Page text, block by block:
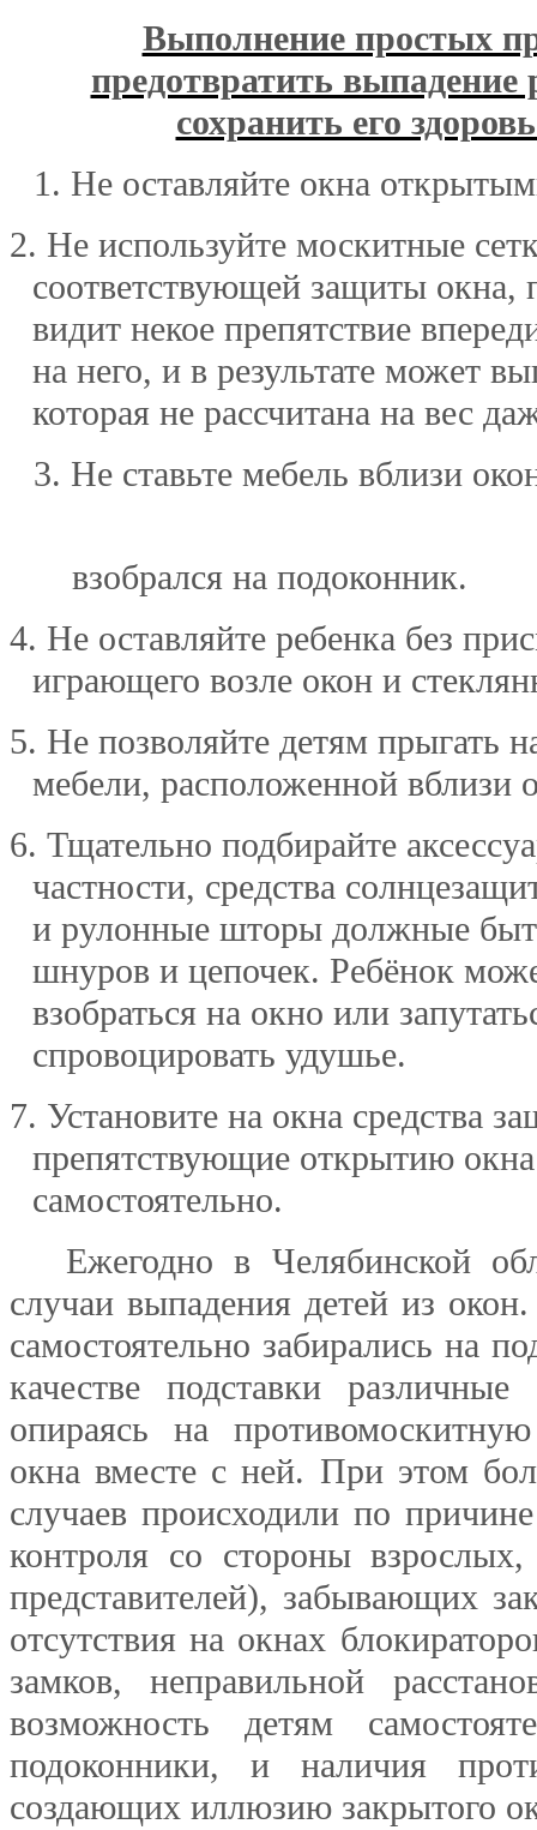
Выполнение простых
предотвратить выпадение
сохранить его
1. Не оставляйте окна
2. Не используйте москитные
соответствующей защиты окна,
видит некое препятствие
на него, и в результате может
которая не рассчитана на вес
3. Не ставьте мебель вблизи
взобрался на подоконник.
4. Не оставляйте ребенка без
играющего возле окон и
5. Не позволяйте детям прыгать
мебели, расположенной вблизи
6. Тщательно подбирайте
частности, средства
и рулонные шторы должные
шнуров и цепочек. Ребёнок
взобраться на окно или
спровоцировать удушье.
7. Установите на окна средства
препятствующие открытию
самостоятельно.
Ежегодно в Челябинской
случаи выпадения детей из
самостоятельно забирались на
качестве подставки
опираясь на
окна вместе с ней. При этом
случаев происходили по
контроля со стороны
представителей), забывающих
отсутствия на окнах
замков, неправильной
возможность детям
подоконники, и наличия
создающих иллюзию закрытого